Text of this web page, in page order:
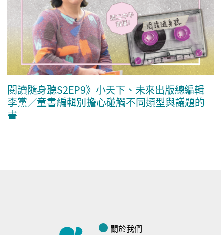
閱讀隨身聽S2EP9》小天下、未來出版總編輯
李黨／童書編輯別擔心碰觸不同類型與議題的
書
關於我們